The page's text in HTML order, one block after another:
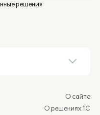
решения
О сайте
О решениях 1С